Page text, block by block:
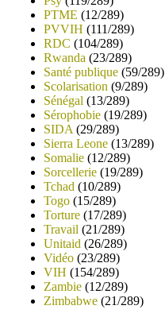
PTME (12/289)
PVVIH (111/289)
RDC (104/289)
Rwanda (23/289)
Santé publique (59/289)
Scolarisation (9/289)
Sénégal (13/289)
Sérophobie (19/289)
SIDA (29/289)
Sierra Leone (13/289)
Somalie (12/289)
Sorcellerie (19/289)
Tchad (10/289)
Togo (15/289)
Torture (17/289)
Travail (21/289)
Unitaid (26/289)
Vidéo (23/289)
VIH (154/289)
Zambie (12/289)
Zimbabwe (21/289)